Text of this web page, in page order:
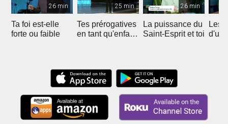
26 min
Ta foi est-elle
forte ou faible
25 min
Tes prérogatives
en tant qu'enfant
26 min
La puissance du
Saint-Esprit et toi
Les
d'un